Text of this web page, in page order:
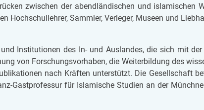
zwi­schen der abend­län­di­schen und is­la­mi­schen
Hoch­schul­leh­rer, Samm­ler, Ver­le­ger, Mu­se­en und
In­sti­tu­ti­o­nen des In- und Aus­lan­des, die sich mit
von For­schungs­vor­ha­ben, die Wei­ter­bil­dung des
nach Kräf­ten un­ter­stützt. Die Ge­sell­schaft
Gast­pro­fes­sur für Is­la­mi­sche Stu­di­en an der